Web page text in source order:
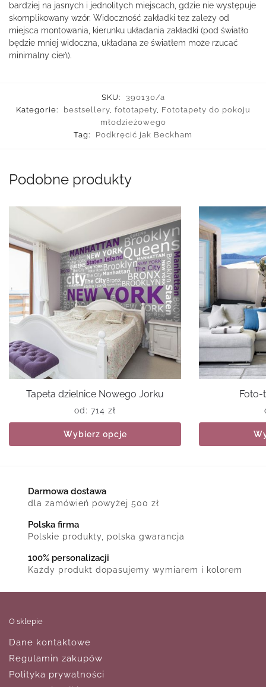
bardziej na jasnych i jednolitych miejscach, gdzie nie występuje
skomplikowany wzór. Widoczność zakładki tez zależy od
miejsca montowania, kierunku układania zakładki (pod światło
będzie mniej widoczna, układana ze światłem może rzucać
minimalny cień).
SKU:
390130/a
Kategorie:
bestsellery, fototapety, Fototapety do pokoju
młodzieżowego
Tag:
Podkręcić jak Beckham
Podobne produkty
Tapeta dzielnice Nowego Jorku
od: 714 zł
Wybierz opcje
Foto-
Darmowa dostawa
dla zamówień powyżej 500 zł
Polska firma
Polskie produkty, polska gwarancja
100% personalizacji
Każdy produkt dopasujemy wymiarem i kolorem
O sklepie
Dane kontaktowe
Regulamin zakupów
Polityka prywatności